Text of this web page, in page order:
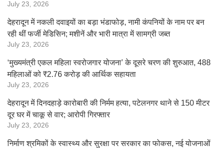
July 23, 2026
देहरादून में नकली दवाइयों का बड़ा भंडाफोड़, नामी कंपनियों के नाम पर बन
रही थीं फर्जी मेडिसिन; मशीनें और भारी मात्रा में सामग्री जब्त
July 23, 2026
‘मुख्यमंत्री एकल महिला स्वरोजगार योजना’ के दूसरे चरण की शुरुआत, 488
महिलाओं को ₹2.76 करोड़ की आर्थिक सहायता
July 23, 2026
देहरादून में दिनदहाड़े कारोबारी की निर्मम हत्या, पटेलनगर थाने से 150 मीटर
दूर घर में चाकू से वार; आरोपी गिरफ्तार
July 23, 2026
निर्माण श्रमिकों के स्वास्थ्य और सुरक्षा पर सरकार का फोकस, नई योजनाओं